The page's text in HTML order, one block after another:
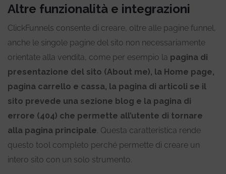
Altre funzionalità e integrazioni
ClickFunnels consente di creare, oltre alle pagine funnel,
anche le singole pagine del sito non necessariamente
orientate alla vendita, come per esempio la pagina di
presentazione del sito (About me), la Home page,
pagina carrello e cassa, la pagina di articoli se il
sito prevede una sezione blog e la pagina di
errore (404) che permette all’utente di tornare
alla pagina principale. Questa caratteristica rende
questo tool completo perché permette di creare un
intero sito con un solo strumento.